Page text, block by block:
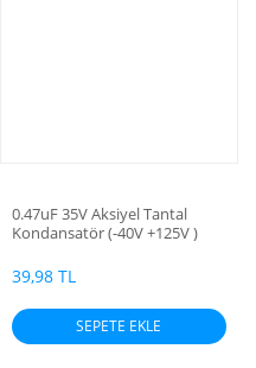
0.47uF 35V Aksiyel Tantal
Kondansatör (-40V +125V )
39,98 TL
SEPETE EKLE